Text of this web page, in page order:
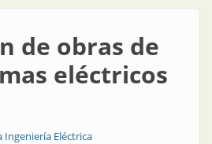
de obras de
eléctricos
Ingeniería Eléctrica